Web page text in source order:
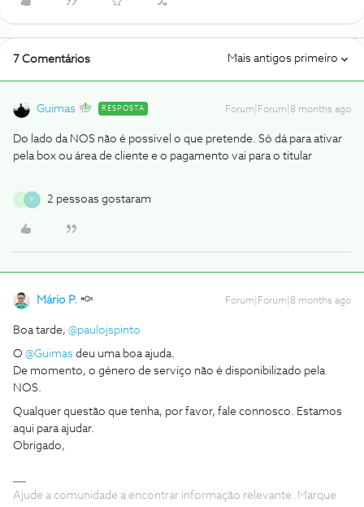
7 Comentários Mais antigos primeiro
Guimas RESPOSTA Forum|Forum|8 months ago
Do lado da NOS não é possivel o que pretende. Só dá para ativar
pela box ou área de cliente e o pagamento vai para o titular
P 2 pessoas gostaram
Mário P. Forum|Forum|8 months ago
Boa tarde, ​ @paulojspinto
O ​ @Guimas deu uma boa ajuda.
De momento, o género de serviço não é disponibilizado pela
NOS.
Qualquer questão que tenha, por favor, fale connosco. Estamos
aqui para ajudar.
Obrigado,
Ajude a comunidade a encontrar informação relevante. Marque